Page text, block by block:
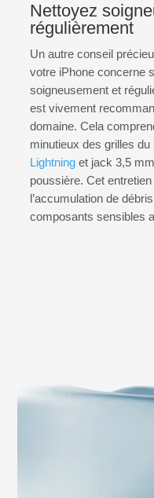
Nettoyez
régulièrement
Un autre conseil
votre iPhone concerne
soigneusement et
est vivement
domaine. Cela
minutieux des grilles
Lightninget jack 3,5
poussière. Cet
l’accumulation de
composants sensibles